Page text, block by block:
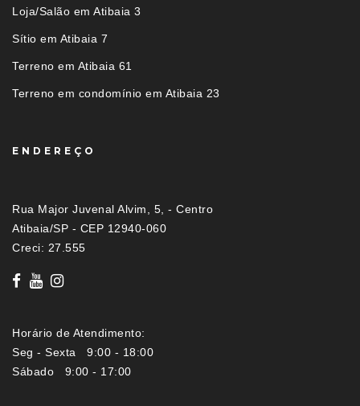
Loja/Salão em Atibaia 3
Sítio em Atibaia 7
Terreno em Atibaia 61
Terreno em condomínio em Atibaia 23
ENDEREÇO
Rua Major Juvenal Alvim, 5, - Centro
Atibaia/SP - CEP 12940-060
Creci: 27.555
Horário de Atendimento:
Seg - Sexta 9:00 - 18:00
Sábado 9:00 - 17:00